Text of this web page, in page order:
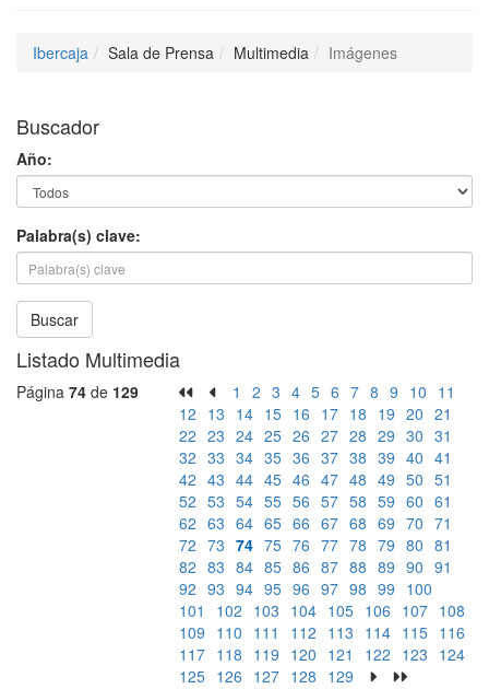
Ibercaja Sala de Prensa Multimedia Imágenes
Buscador
Año:
Palabra(s) clave:
Buscar
Listado Multimedia
Página 74 de 129 1 2 3 4 5 6 7 8 9 10 11
12 13 14 15 16 17 18 19 20 21
22 23 24 25 26 27 28 29 30 31
32 33 34 35 36 37 38 39 40 41
42 43 44 45 46 47 48 49 50 51
52 53 54 55 56 57 58 59 60 61
62 63 64 65 66 67 68 69 70 71
72 73 74 75 76 77 78 79 80 81
82 83 84 85 86 87 88 89 90 91
92 93 94 95 96 97 98 99 100
101
102 103 104 105 106 107 108
109 110 111 112 113 114 115 116
117 118 119 120 121 122 123 124
125 126 127 128 129